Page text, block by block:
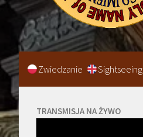
Zwiedzanie Sightseeing
TRANSMISJA NA ŻYWO